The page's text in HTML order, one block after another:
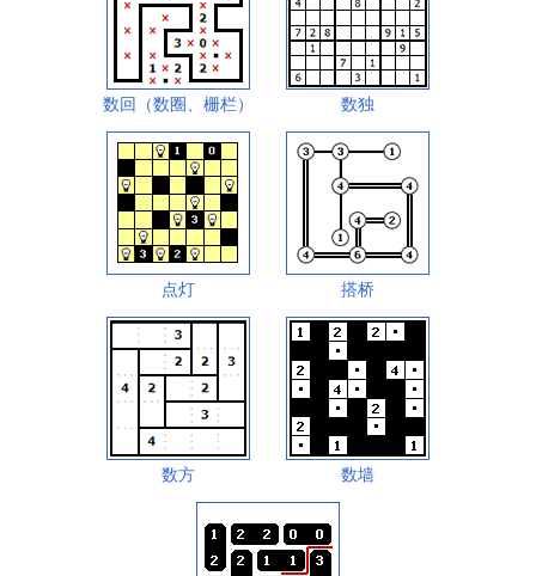
数回（数圈、栅栏） 数独
点灯 搭桥
数方 数墙